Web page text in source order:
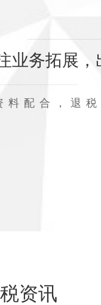
业务拓展，
料配合，退
资讯